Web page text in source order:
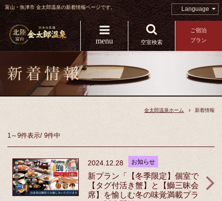
富山・魚津市 金太郎温泉の新着情報ページです。 Language
menu 空室検索
ご宿泊
プラン
金太郎温泉ホーム 新着情報
1～9件表示/ 9件中
2024.12.28 お知らせ
新プラン「【冬季限定】個室で
【タグ付活き蟹】と【鰤三昧会
席】を愉しむ冬の味覚満載プラ